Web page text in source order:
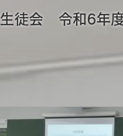
生徒会 令和6年